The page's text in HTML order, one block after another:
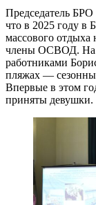
Председатель
что в 2025 году в
массового отдыха
члены ОСВОД. На
работниками
пляжах —
Впервые в этом
приняты девушки.